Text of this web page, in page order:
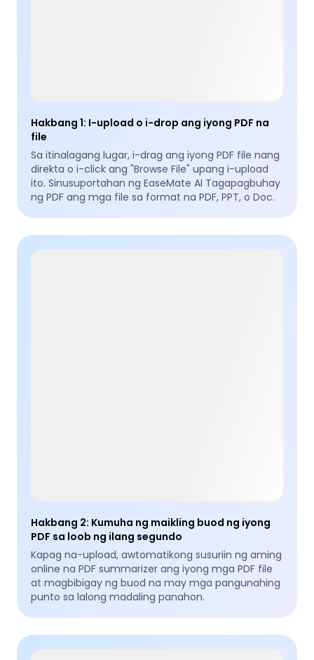
Hakbang 1: I-upload o i-drop ang iyong PDF na
file
Sa itinalagang lugar, i-drag ang iyong PDF file nang
direkta o i-click ang "Browse File" upang i-upload
ito. Sinusuportahan ng EaseMate AI Tagapagbuhay
ng PDF ang mga file sa format na PDF, PPT, o Doc.
Hakbang 2: Kumuha ng maikling buod ng iyong
PDF sa loob ng ilang segundo
Kapag na-upload, awtomatikong susuriin ng aming
online na PDF summarizer ang iyong mga PDF file
at magbibigay ng buod na may mga pangunahing
punto sa lalong madaling panahon.